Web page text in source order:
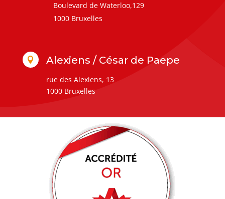
Boulevard de Waterloo,129
1000 Bruxelles
 Alexiens / César de Paepe
rue des Alexiens, 13
1000 Bruxelles